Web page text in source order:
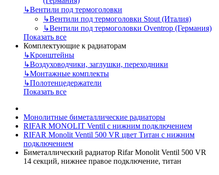
↳Вентили под термоголовки
↳Вентили под термоголовки Stout (Италия)
↳Вентили под термоголовки Oventrop (Германия)
Показать все
Комплектующие к радиаторам
↳Кронштейны
↳Воздуховодчики, заглушки, переходники
↳Монтажные комплекты
↳Полотенцедержатели
Показать все
Монолитные биметаллические радиаторы
RIFAR MONOLIT Ventil с нижним подключением
RIFAR Monolit Ventil 500 VR цвет Титан с нижним
подключением
Биметаллический радиатор Rifar Monolit Ventil 500 VR
14 секций, нижнее правое подключение, титан